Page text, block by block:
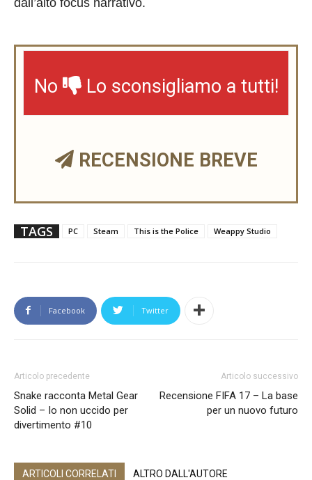
No Lo sconsigliamo a tutti!
RECENSIONE BREVE
TAGS PC Steam This is the Police Weappy Studio
Facebook Twitter
Articolo precedente
Snake racconta Metal Gear
Solid – Io non uccido per
divertimento #10
Articolo successivo
Recensione FIFA 17 – La base
per un nuovo futuro
ARTICOLI CORRELATI ALTRO DALL'AUTORE